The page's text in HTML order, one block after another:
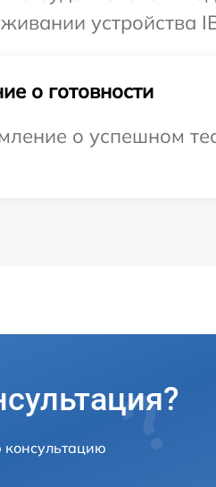
устройства
о готовности
о успешном